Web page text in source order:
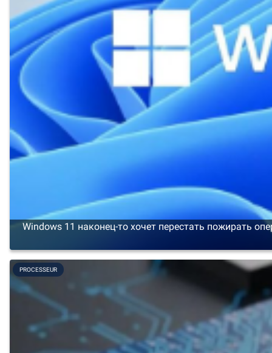
Windows 11 наконец-то хочет перестать пожирать
PROCESSEUR